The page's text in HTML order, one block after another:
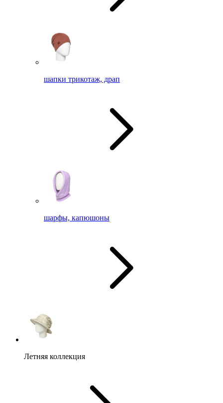
шапки трикотаж, драп
шарфы, капюшоны
Летняя коллекция